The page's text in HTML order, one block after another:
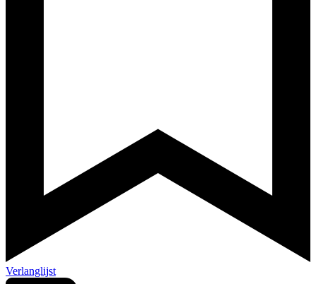
Verlanglijst